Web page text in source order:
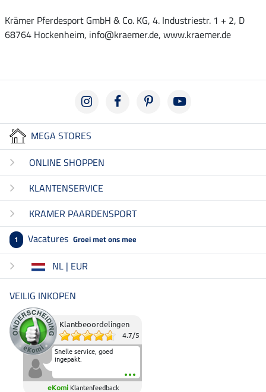
Krämer Pferdesport GmbH & Co. KG, 4. Industriestr. 1 + 2, D
68764 Hockenheim, info@kraemer.de, www.kraemer.de
MEGA STORES
ONLINE SHOPPEN
KLANTENSERVICE
KRAMER PAARDENSPORT
1 Vacatures Groei met ons mee
NL | EUR
VEILIG INKOPEN
Klantbeoordelingen
4.7/5
Snelle service, goed
ingepakt.
eKomi Klantenfeedback